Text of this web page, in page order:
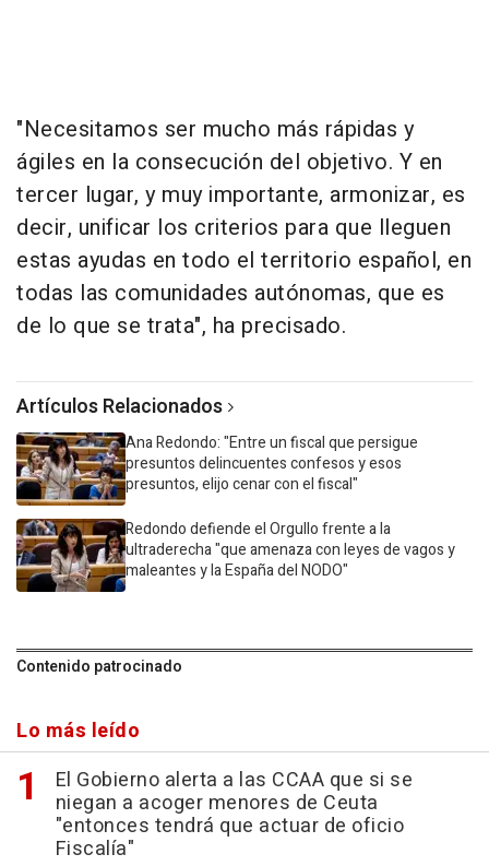
"Necesitamos ser mucho más rápidas y
ágiles en la consecución del objetivo. Y en
tercer lugar, y muy importante, armonizar, es
decir, unificar los criterios para que lleguen
estas ayudas en todo el territorio español, en
todas las comunidades autónomas, que es
de lo que se trata", ha precisado.
Artículos Relacionados
Ana Redondo: "Entre un fiscal que persigue
presuntos delincuentes confesos y esos
presuntos, elijo cenar con el fiscal"
Redondo defiende el Orgullo frente a la
ultraderecha "que amenaza con leyes de vagos y
maleantes y la España del NODO"
Contenido patrocinado
Lo más leído
El Gobierno alerta a las CCAA que si se
niegan a acoger menores de Ceuta
"entonces tendrá que actuar de oficio
Fiscalía"